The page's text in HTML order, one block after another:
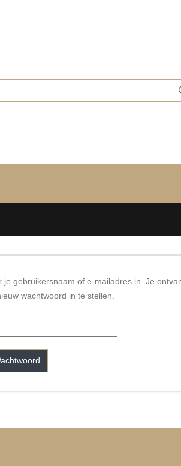
je gebruikersnaam of e-mailadres in. Je
wachtwoord in te stellen.